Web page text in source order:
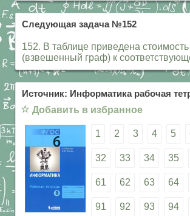
Следующая задача №152
152. В таблице приведена
(взвешенный граф) к
Источник: Информатика рабочая
☆ Добавить в избранное
1 2 3 4 5
32 33 34 35
61 62 63 64
91 92 93 94